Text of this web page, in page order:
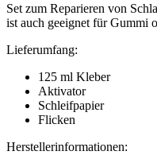
Set zum Reparieren von
ist auch geeignet für Gummi
Lieferumfang:
125 ml Kleber
Aktivator
Schleifpapier
Flicken
Herstellerinformationen: